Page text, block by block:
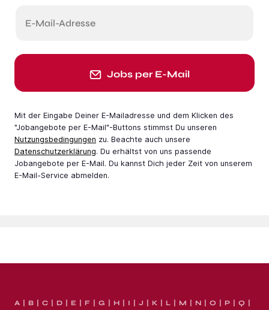
E-Mail-Adresse
Jobs per E-Mail
Mit der Eingabe Deiner E-Mail­adresse und dem Klicken des
"Jobangebote per E-Mail"-Buttons stimmst Du unseren
Nutzungsbedingungen zu. Beachte auch unsere
Datenschutzerklärung. Du erhältst von uns passende
Jobangebote per E-Mail. Du kannst Dich jeder Zeit von unserem
E-Mail-Service abmelden.
A B C D E F G H I J K L M N O P Q